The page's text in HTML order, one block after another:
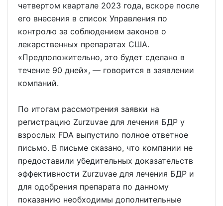
четвертом квартале 2023 года, вскоре после
его внесения в список Управления по
контролю за соблюдением законов о
лекарственных препаратах США.
«Предположительно, это будет сделано в
течение 90 дней», — говорится в заявлении
компаний.
По итогам рассмотрения заявки на
регистрацию Zurzuvae для лечения БДР у
взрослых FDA выпустило полное ответное
письмо. В письме сказано, что компании не
предоставили убедительных доказательств
эффективности Zurzuvae для лечения БДР и
для одобрения препарата по данному
показанию необходимы дополнительные